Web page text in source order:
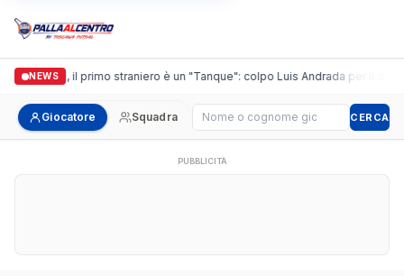
NEWS
Casalguidi, il primo straniero è un "Tanque": colpo Luis Andrada per il
Giocatore Squadra Cerca giocatore CERCA
PUBBLICITÀ